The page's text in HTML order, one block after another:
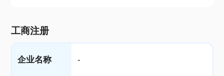
工商注册
企业名称 -